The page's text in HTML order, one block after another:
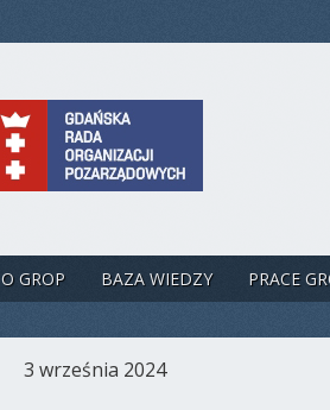
O GROP BAZA WIEDZY PRACE
3 września 2024